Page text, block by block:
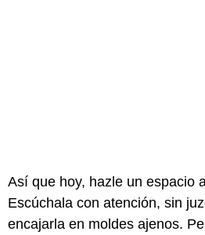
Así que hoy, hazle un espacio
Escúchala con atención, sin
encajarla en moldes ajenos.